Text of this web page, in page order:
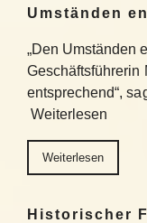
Umständen
„Den Umständen
Geschäftsführerin
entsprechend“,
Weiterlesen
Weiterlesen
Historischer